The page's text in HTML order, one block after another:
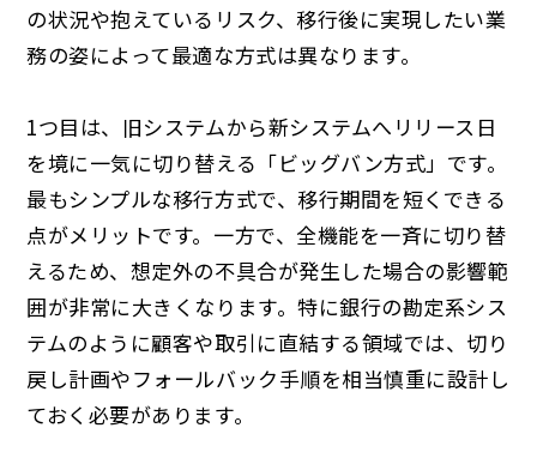
の状況や抱えているリスク、移行後に実現したい業
務の姿によって最適な方式は異なります。
1つ目は、旧システムから新システムへリリース日
を境に一気に切り替える「ビッグバン方式」です。
最もシンプルな移行方式で、移行期間を短くできる
点がメリットです。一方で、全機能を一斉に切り替
えるため、想定外の不具合が発生した場合の影響範
囲が非常に大きくなります。特に銀行の勘定系シス
テムのように顧客や取引に直結する領域では、切り
戻し計画やフォールバック手順を相当慎重に設計し
ておく必要があります。